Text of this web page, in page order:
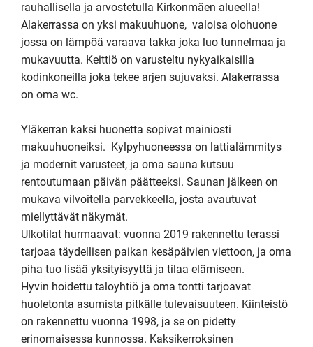
rauhallisella ja arvostetulla Kirkonmäen alueella!
Alakerrassa on yksi makuuhuone,  valoisa olohuone
jossa on lämpöä varaava takka joka luo tunnelmaa ja
mukavuutta. Keittiö on varusteltu nykyaikaisilla
kodinkoneilla joka tekee arjen sujuvaksi. Alakerrassa
on oma wc.
Yläkerran kaksi huonetta sopivat mainiosti
makuuhuoneiksi.  Kylpyhuoneessa on lattialämmitys
ja modernit varusteet, ja oma sauna kutsuu
rentoutumaan päivän päätteeksi. Saunan jälkeen on
mukava vilvoitella parvekkeella, josta avautuvat
miellyttävät näkymät.
Ulkotilat hurmaavat: vuonna 2019 rakennettu terassi
tarjoaa täydellisen paikan kesäpäivien viettoon, ja oma
piha tuo lisää yksityisyyttä ja tilaa elämiseen.
Hyvin hoidettu taloyhtiö ja oma tontti tarjoavat
huoletonta asumista pitkälle tulevaisuuteen. Kiinteistö
on rakennettu vuonna 1998, ja se on pidetty
erinomaisessa kunnossa. Kaksikerroksinen